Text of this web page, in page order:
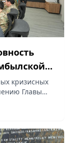
кризисных
Главы